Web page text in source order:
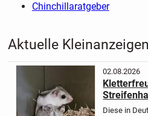
Chinchillaratgeber
Aktuelle
02.08.2026
Diese in